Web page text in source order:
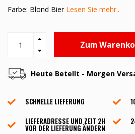
Farbe: Blond Bier Lesen Sie mehr..
Zum
Heute Betellt - Morgen
SCHNELLE LIEFERUNG
LIEFERADRESSE UND ZEIT 2H
VOR DER LIEFERUNG ÄNDERN